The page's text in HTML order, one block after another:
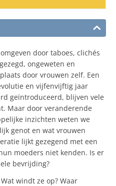
door taboes, clichés
ongeweten en
door vrouwen zelf. Een
en vijfenvijftig jaar
geïntroduceerd, blijven vele
Maar door veranderende
inzichten weten we
genot en wat vrouwen
lijkt gezegend met een
moeders niet kenden. Is er
bevrijding?
windt ze op? Waar